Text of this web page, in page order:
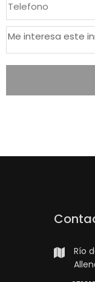
Río